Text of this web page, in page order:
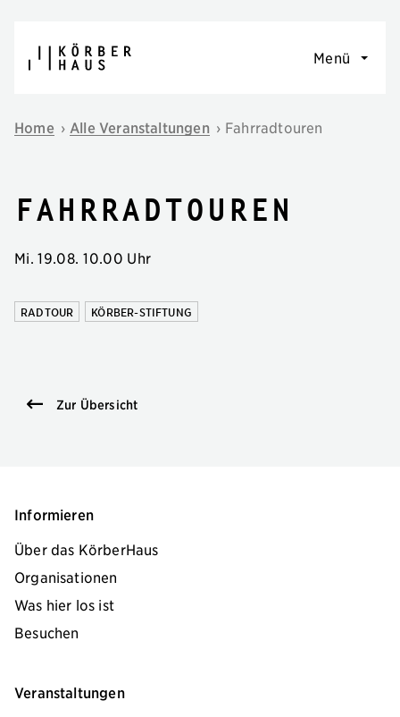
Menü
Home › Alle Veranstaltungen › Fahrradtouren
Fahrradtouren
Mi. 19.08. 10.00 Uhr
RADTOUR KÖRBER-STIFTUNG
Zur Übersicht
Informieren
Über das KörberHaus
Organisationen
Was hier los ist
Besuchen
Veranstaltungen